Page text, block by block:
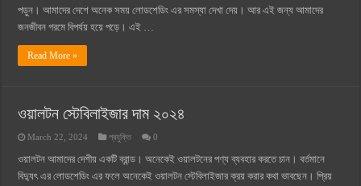
ওয়ালটন টিভি কিস্তিতে কেনার নিয়ম ২০২৫
গ্রামে লাভজনক ব্যবসা ২০২৫ ও গ্রামের বাজারে ব্যবসার আইডিয়া
জেনে নিন, বর্তমানে মোবাইল ঘড়ি দাম কত ২০২৫
পড়ুন। আমাদের দেশে অনেক সময় লোডশেডিং এর সমস্যা দেখা দেয়। আর এই জন্য আমাদের
জনজীবন গরমে বিপর্যয় হয়ে পড়ে। এই …
Read More »
ওয়ালটন স্টেবিলাইজার দাম ২০২৪
March 22, 2024 প্রযুক্তি 0
ওয়ালটন আমাদের দেশীয় একটি ব্রান্ড। অনেকেই ওয়ালটনের পণ্য ব্যবহার করতে চান। বর্তমানে
বিদ্যুৎ এর লোডশেডিং এর ফলে অনেকেই ওয়ালটন স্টেবিলাইজার ক্রয় করার কথা ভাবছেন। প্রিয়